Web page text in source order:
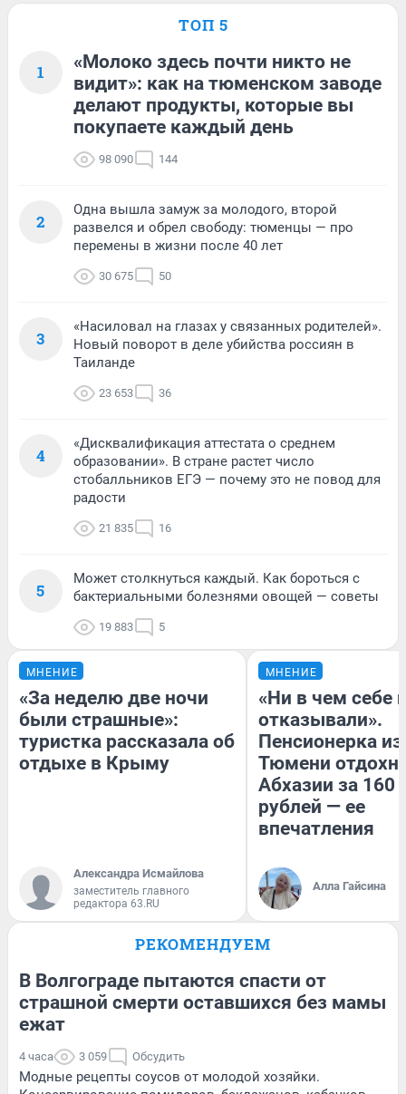
ТОП 5
1
«Молоко здесь почти никто не
видит»: как на тюменском заводе
делают продукты, которые вы
покупаете каждый день
98 090 144
2
Одна вышла замуж за молодого, второй
развелся и обрел свободу: тюменцы — про
перемены в жизни после 40 лет
30 675 50
3
«Насиловал на глазах у связанных родителей».
Новый поворот в деле убийства россиян в
Таиланде
23 653 36
4
«Дисквалификация аттестата о среднем
образовании». В стране растет число
стобалльников ЕГЭ — почему это не повод для
радости
21 835 16
5
Может столкнуться каждый. Как бороться с
бактериальными болезнями овощей — советы
19 883 5
МНЕНИЕ
«За неделю две ночи
были страшные»:
туристка рассказала об
отдыхе в Крыму
Александра Исмайлова
заместитель главного
редактора 63.RU
МНЕНИЕ
«Ни в чем себе
отказывали».
Пенсионерка из
Тюмени
Абхазии за 160
рублей — ее
впечатления
Алла Гайсина
РЕКОМЕНДУЕМ
В Волгограде пытаются спасти от
страшной смерти оставшихся без мамы
ежат
4 часа 3 059 Обсудить
Модные рецепты соусов от молодой хозяйки.